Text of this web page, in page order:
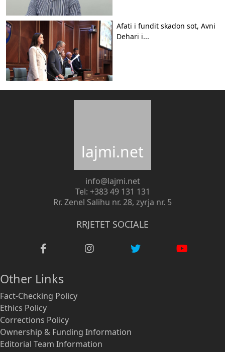
Afati i fundit skadon sot, Avni
Dehari i...
lajmi.net
info@lajmi.net
Tel: +383 49 131 131
Rr. Zenel Salihu nr. 28, zyrja nr. 5
RRJETET SOCIALE
Other Links
Fact-Checking Policy
Ethics Policy
Corrections Policy
Ownership & Funding Information
Editorial Team Information